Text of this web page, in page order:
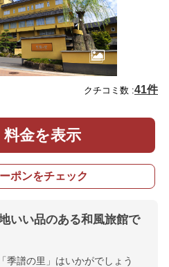
クチコミ数 :41件
料金を表示
ポンをチェック
いい品のある和風旅館で
季譜の里」はいかがでしょう